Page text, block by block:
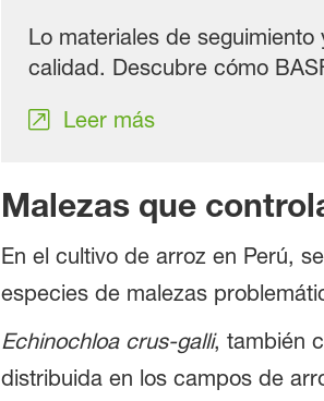
Lo materiales de
calidad. Descubre cómo
Leer más
Malezas que
En el cultivo de arroz en Perú,
especies de malezas
Echinochloa crus-galli, también
distribuida en los campos de